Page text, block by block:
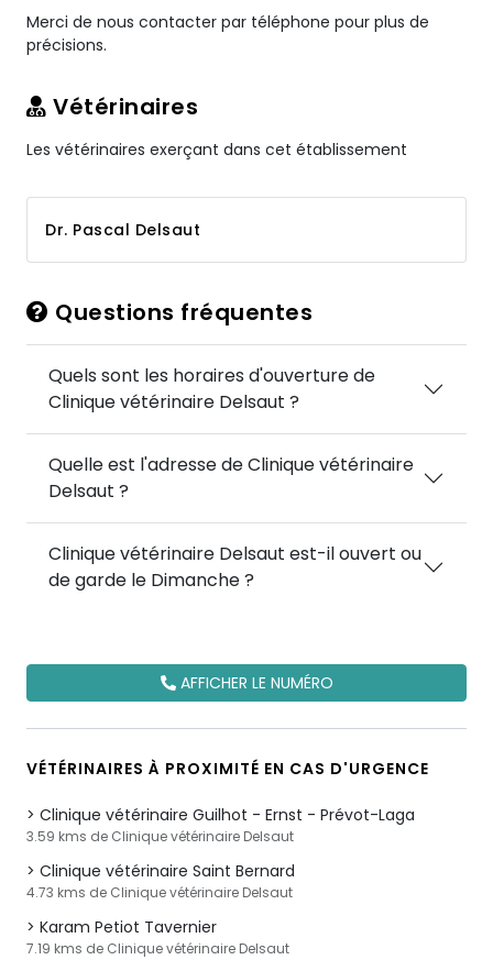
Merci de nous contacter par téléphone pour plus de
précisions.
Vétérinaires
Les vétérinaires exerçant dans cet établissement
Dr. Pascal Delsaut
Questions fréquentes
Quels sont les horaires d'ouverture de
Clinique vétérinaire Delsaut ?
Quelle est l'adresse de Clinique vétérinaire
Delsaut ?
Clinique vétérinaire Delsaut est-il ouvert ou
de garde le Dimanche ?
AFFICHER LE NUMÉRO
VÉTÉRINAIRES À PROXIMITÉ EN CAS D'URGENCE
Clinique vétérinaire Guilhot - Ernst - Prévot-Laga
3.59 kms de Clinique vétérinaire Delsaut
Clinique vétérinaire Saint Bernard
4.73 kms de Clinique vétérinaire Delsaut
Karam Petiot Tavernier
7.19 kms de Clinique vétérinaire Delsaut